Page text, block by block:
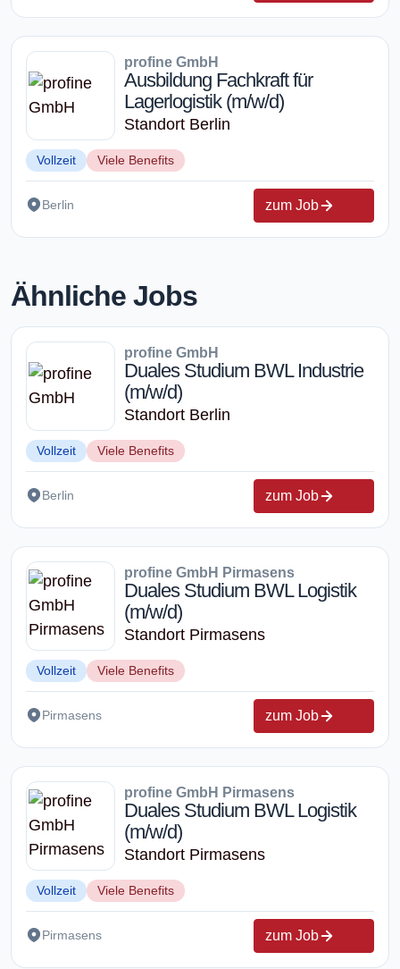
profine GmbH
Ausbildung Fachkraft für
Lagerlogistik (m/w/d)
Standort Berlin
Vollzeit Viele Benefits
Berlin zum Job
Ähnliche Jobs
profine GmbH
Duales Studium BWL Industrie
(m/w/d)
Standort Berlin
Vollzeit Viele Benefits
Berlin zum Job
profine GmbH Pirmasens
Duales Studium BWL Logistik
(m/w/d)
Standort Pirmasens
Vollzeit Viele Benefits
Pirmasens zum Job
profine GmbH Pirmasens
Duales Studium BWL Logistik
(m/w/d)
Standort Pirmasens
Vollzeit Viele Benefits
Pirmasens zum Job